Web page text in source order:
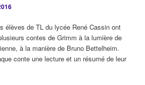
élèves de TL du lycée René Cassin ont
contes de Grimm à la lumière de
à la manière de Bruno Bettelheim.
conte une lecture et un résumé de leur